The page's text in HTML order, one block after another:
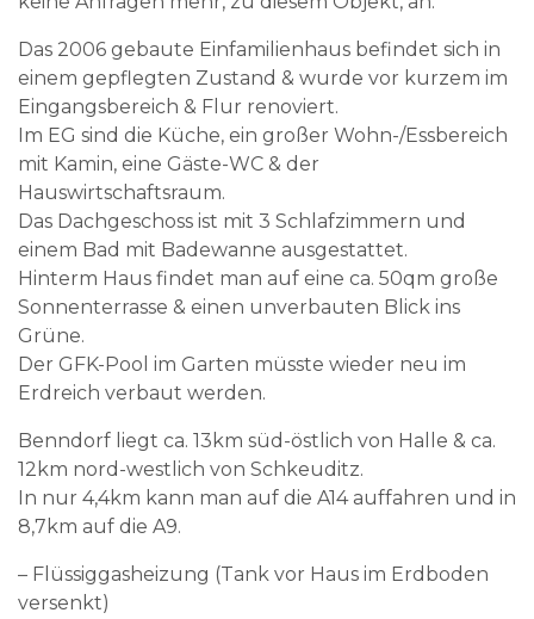
Das 2006 gebaute Einfamilienhaus befindet sich in
einem gepflegten Zustand & wurde vor kurzem im
Eingangsbereich & Flur renoviert.
Im EG sind die Küche, ein großer Wohn-/Essbereich
mit Kamin, eine Gäste-WC & der
Hauswirtschaftsraum.
Das Dachgeschoss ist mit 3 Schlafzimmern und
einem Bad mit Badewanne ausgestattet.
Hinterm Haus findet man auf eine ca. 50qm große
Sonnenterrasse & einen unverbauten Blick ins
Grüne.
Der GFK-Pool im Garten müsste wieder neu im
Erdreich verbaut werden.
Benndorf liegt ca. 13km süd-östlich von Halle & ca.
12km nord-westlich von Schkeuditz.
In nur 4,4km kann man auf die A14 auffahren und in
8,7km auf die A9.
– Flüssiggasheizung (Tank vor Haus im Erdboden
versenkt)